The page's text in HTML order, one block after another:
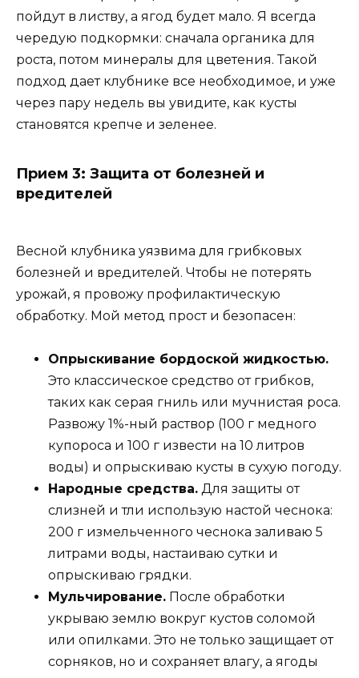
пойдут в листву, а ягод будет мало. Я всегда
чередую подкормки: сначала органика для
роста, потом минералы для цветения. Такой
подход дает клубнике все необходимое, и уже
через пару недель вы увидите, как кусты
становятся крепче и зеленее.
Прием 3: Защита от болезней и
вредителей
Весной клубника уязвима для грибковых
болезней и вредителей. Чтобы не потерять
урожай, я провожу профилактическую
обработку. Мой метод прост и безопасен:
Опрыскивание бордоской жидкостью.
Это классическое средство от грибков,
таких как серая гниль или мучнистая роса.
Развожу 1%-ный раствор (100 г медного
купороса и 100 г извести на 10 литров
воды) и опрыскиваю кусты в сухую погоду.
Народные средства. Для защиты от
слизней и тли использую настой чеснока:
200 г измельченного чеснока заливаю 5
литрами воды, настаиваю сутки и
опрыскиваю грядки.
Мульчирование. После обработки
укрываю землю вокруг кустов соломой
или опилками. Это не только защищает от
сорняков, но и сохраняет влагу, а ягоды